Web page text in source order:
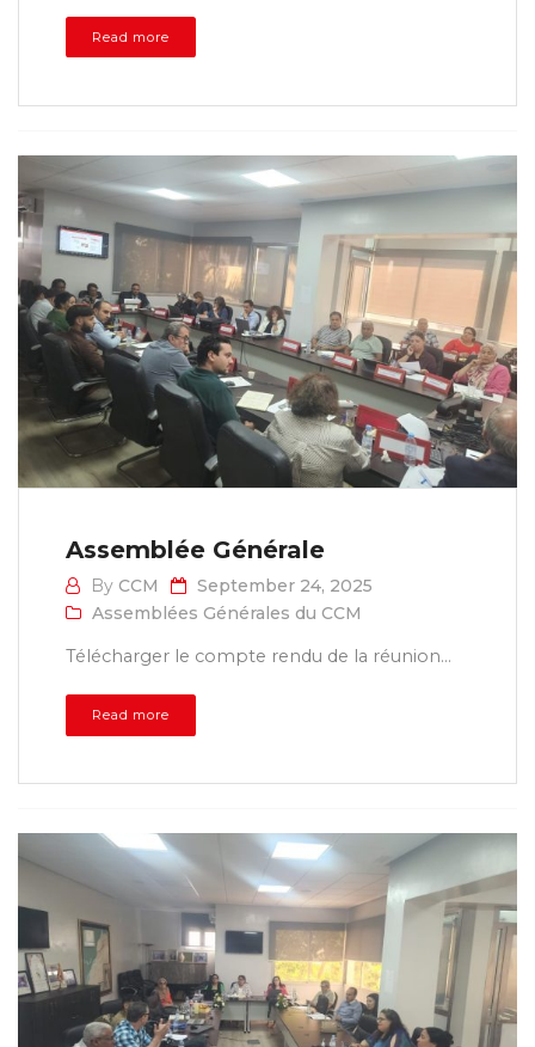
Read more
Assemblée Générale
By CCM
September 24, 2025
Assemblées Générales du CCM
Télécharger le compte rendu de la réunion...
Read more